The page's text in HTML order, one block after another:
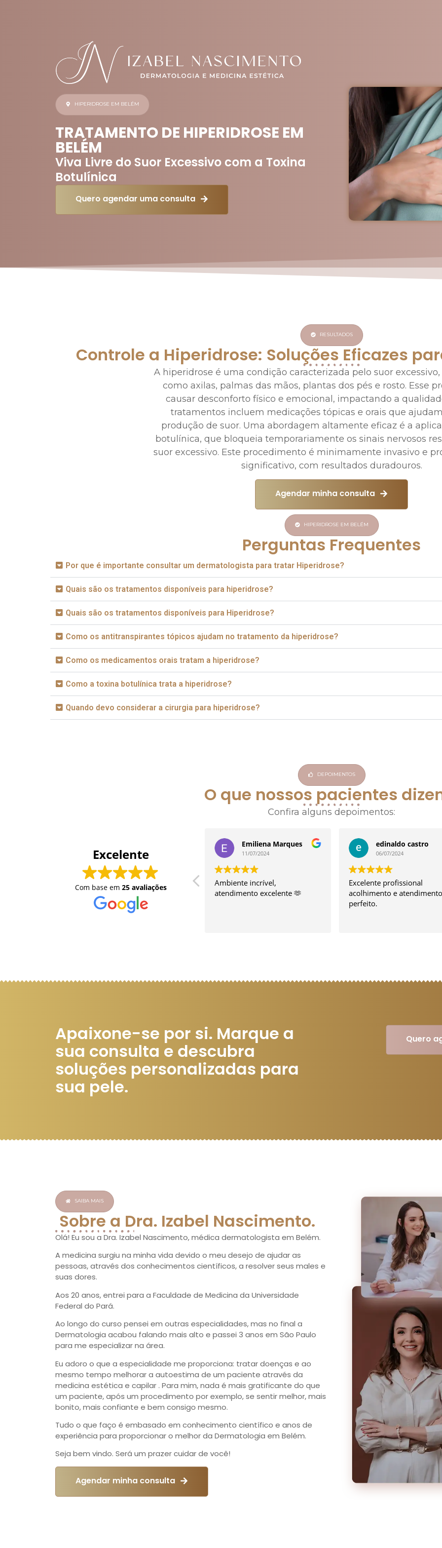
HIPERIDROSE EM BELÉM
TRATAMENTO DE HIPERIDROSE EM
BELÉM
Viva Livre do Suor Excessivo com a Toxina
Botulínica
Quero agendar uma consulta
RESULTADOS
Controle a Hiperidrose: Soluções Eficazes
A hiperidrose é uma condição caracterizada pelo suor
como axilas, palmas das mãos, plantas dos pés e rosto. Esse
causar desconforto físico e emocional, impactando a
tratamentos incluem medicações tópicas e orais que
produção de suor. Uma abordagem altamente eficaz é a
botulínica, que bloqueia temporariamente os sinais nervosos
suor excessivo. Este procedimento é minimamente invasivo e
significativo, com resultados duradouros.
Agendar minha consulta
HIPERIDROSE EM BELÉM
Perguntas Frequentes
Por que é importante consultar um dermatologista para tratar Hiperidrose?
Quais são os tratamentos disponíveis para hiperidrose?
Quais são os tratamentos disponíveis para Hiperidrose?
Como os antitranspirantes tópicos ajudam no tratamento da hiperidrose?
Como os medicamentos orais tratam a hiperidrose?
Como a toxina botulínica trata a hiperidrose?
Quando devo considerar a cirurgia para hiperidrose?
DEPOIMENTOS
O que nossos pacientes
Confira alguns depoimentos:
Excelente
Com base em 25 avaliações
Emiliena Marques
11/07/2024
Ambiente incrível,
atendimento excelente 🫶
edinaldo castro
06/07/2024
Excelente profissional
acolhimento e atendimento
perfeito.
Apaixone-se por si. Marque a
sua consulta e descubra
soluções personalizadas para
sua pele.
Quero
SAIBA MAIS
Sobre a Dra. Izabel Nascimento.
Olá! Eu sou a Dra. Izabel Nascimento, médica dermatologista em Belém.
A medicina surgiu na minha vida devido o meu desejo de ajudar as
pessoas, através dos conhecimentos científicos, a resolver seus males e
suas dores.
Aos 20 anos, entrei para a Faculdade de Medicina da Universidade
Federal do Pará.
Ao longo do curso pensei em outras especialidades, mas no final a
Dermatologia acabou falando mais alto e passei 3 anos em São Paulo
para me especializar na área.
Eu adoro o que a especialidade me proporciona: tratar doenças e ao
mesmo tempo melhorar a autoestima de um paciente através da
medicina estética e capilar . Para mim, nada é mais gratificante do que
um paciente, após um procedimento por exemplo, se sentir melhor, mais
bonito, mais confiante e bem consigo mesmo.
Tudo o que faço é embasado em conhecimento científico e anos de
experiência para proporcionar o melhor da Dermatologia em Belém.
Seja bem vindo. Será um prazer cuidar de você!
Agendar minha consulta